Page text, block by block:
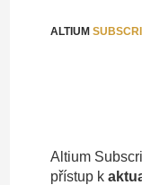
ALTIUM
Altium
přístup k